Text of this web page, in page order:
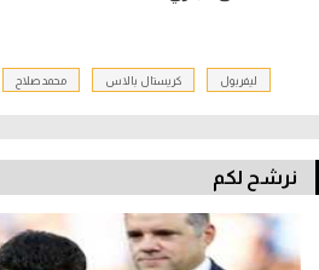
ليفربول كريستال بالاس محمد صلاح
نرشح لكم